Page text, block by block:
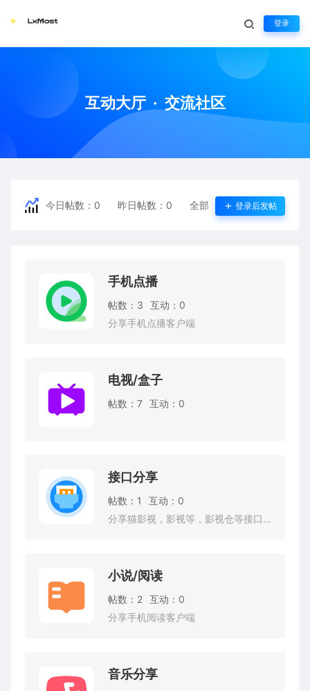
登录
互动大厅 · 交流社区
今日帖数： 0 昨日帖数：0 全部帖数：22 论坛互动
登录后发帖
手机点播
帖数：3
互动：0
分享手机点播客户端
电视/盒子
帖数：7 互动：0
接口分享
帖数：1
互动：0
分享猫影视，影视等，影视仓等接口。
小说/阅读
帖数：2 互动：0
分享手机阅读客户端
音乐分享